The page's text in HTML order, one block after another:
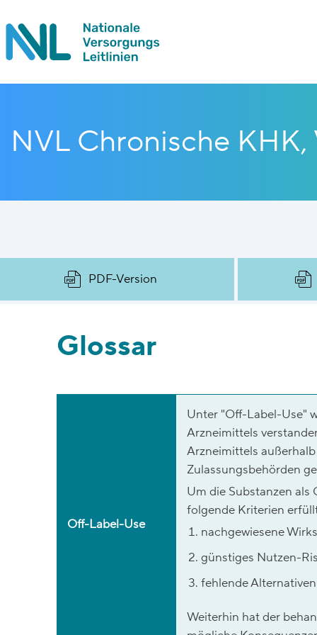
NVL Chronische KHK,
PDF-Version
Glossar
Off-Label-Use
Unter "Off-Label-Use"
Arzneimittels
Arzneimittels
Zulassungsbehörden
Um die Substanzen als
folgende Kriterien
nachgewiesene
günstiges Nutzen-
fehlende
Weiterhin hat der